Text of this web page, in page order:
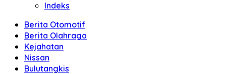
Indeks
Berita Otomotif
Berita Olahraga
Kejahatan
Nissan
Bulutangkis